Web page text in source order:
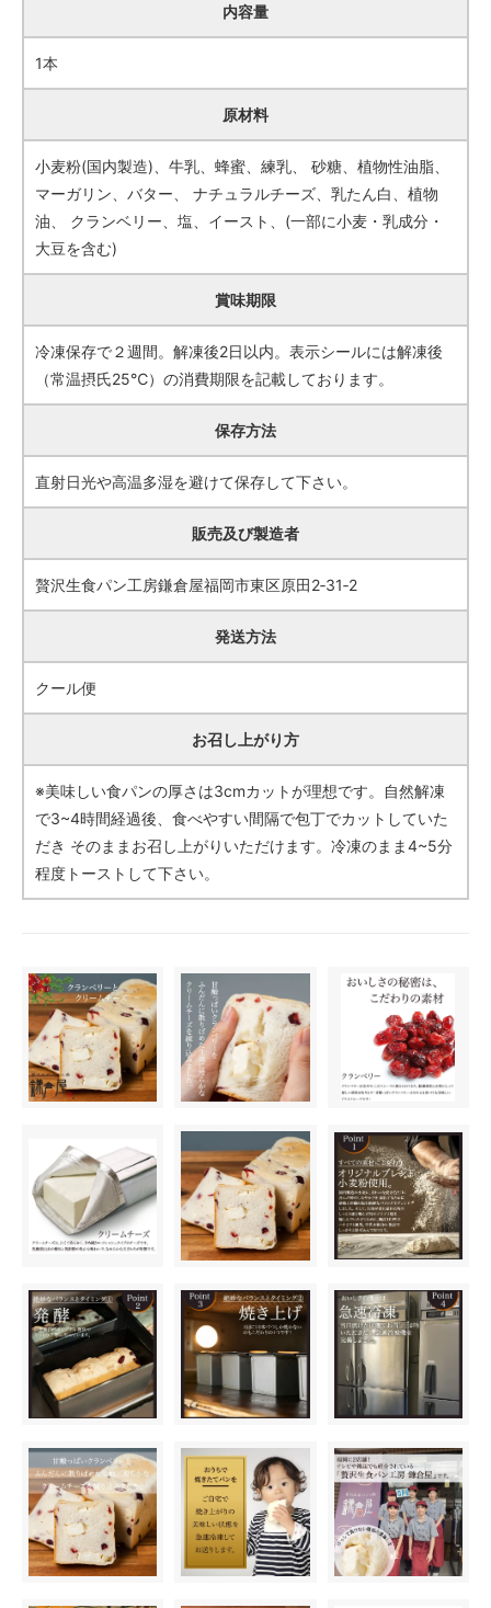
内容量
1本
原材料
小麦粉(国内製造)、牛乳、蜂蜜、練乳、 砂糖、植物性油脂、
マーガリン、バター、 ナチュラルチーズ、乳たん白、植物
油、 クランベリー、塩、イースト、(一部に小麦・乳成分・
大豆を含む)
賞味期限
冷凍保存で２週間。解凍後2日以内。表示シールには解凍後
（常温摂氏25℃）の消費期限を記載しております。
保存方法
直射日光や高温多湿を避けて保存して下さい。
販売及び製造者
贅沢生食パン工房鎌倉屋福岡市東区原田2‐31‐2
発送方法
クール便
お召し上がり方
※美味しい食パンの厚さは3cmカットが理想です。自然解凍
で3~4時間経過後、食べやすい間隔で包丁でカットしていた
だき そのままお召し上がりいただけます。冷凍のまま4~5分
程度トーストして下さい。